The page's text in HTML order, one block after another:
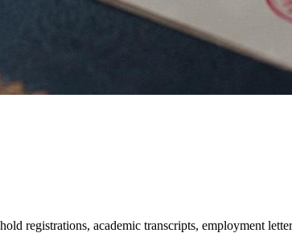
registrations, academic transcripts, employment